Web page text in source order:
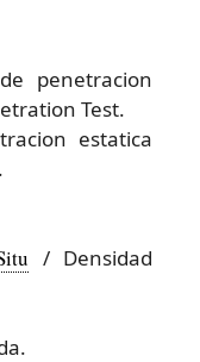
de penetracion
Test.
estatica
/ Densidad